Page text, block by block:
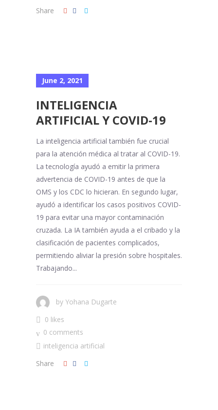
Share
June 2, 2021
INTELIGENCIA
ARTIFICIAL Y COVID-19
La inteligencia artificial también fue crucial
para la atención médica al tratar al COVID-19.
La tecnología ayudó a emitir la primera
advertencia de COVID-19 antes de que la
OMS y los CDC lo hicieran. En segundo lugar,
ayudó a identificar los casos positivos COVID-
19 para evitar una mayor contaminación
cruzada. La IA también ayuda a el cribado y la
clasificación de pacientes complicados,
permitiendo aliviar la presión sobre hospitales.
Trabajando...
by Yohana Dugarte
0 likes
0 comments
inteligencia artificial
Share